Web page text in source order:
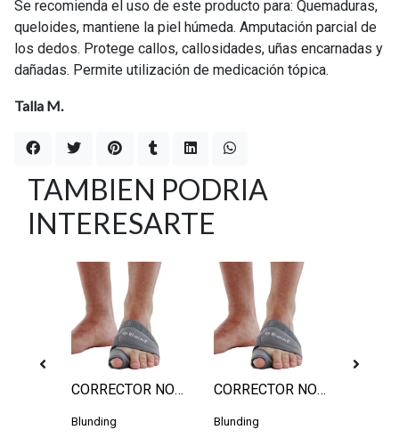
Se recomienda el uso de este producto para: Quemaduras,
queloides, mantiene la piel húmeda. Amputación parcial de
los dedos. Protege callos, callosidades, uñas encarnadas y
dañadas. Permite utilización de medicación tópica.
Talla M.
TAMBIEN PODRIA
INTERESARTE
CORRECTOR NOCTURNO IZQUIERDO S
Blunding
CORRECTOR NOCTURNO DERECHO L
Blunding